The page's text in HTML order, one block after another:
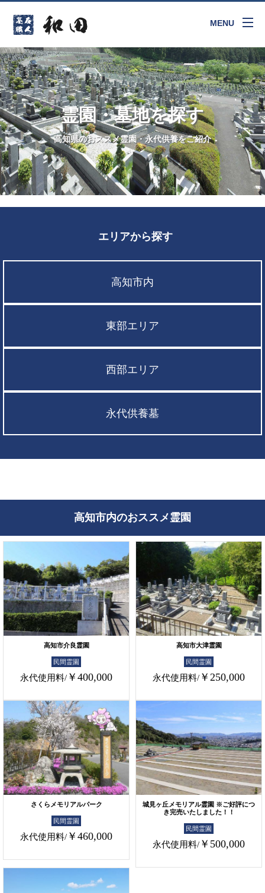
MENU
霊園・墓地を探す
高知県のおススメ霊園・永代供養をご紹介
エリアから探す
高知市内
東部エリア
西部エリア
永代供養墓
高知市内のおススメ霊園
高知市介良霊園
民間霊園
永代使用料/ ￥400,000
高知市大津霊園
民間霊園
永代使用料/ ￥250,000
さくらメモリアルパーク
民間霊園
永代使用料/ ￥460,000
城見ヶ丘メモリアル霊園 ※ご好評につ
き完売いたしました！！
民間霊園
永代使用料/ ￥500,000